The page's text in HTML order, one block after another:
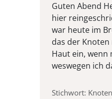
Guten Abend
hier
war heute im
das der
Haut ein, wenn
weswegen ich
Stichwort: